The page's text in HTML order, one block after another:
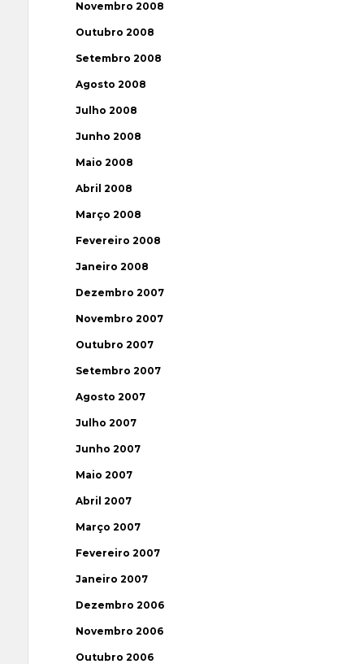
Novembro 2008
Outubro 2008
Setembro 2008
Agosto 2008
Julho 2008
Junho 2008
Maio 2008
Abril 2008
Março 2008
Fevereiro 2008
Janeiro 2008
Dezembro 2007
Novembro 2007
Outubro 2007
Setembro 2007
Agosto 2007
Julho 2007
Junho 2007
Maio 2007
Abril 2007
Março 2007
Fevereiro 2007
Janeiro 2007
Dezembro 2006
Novembro 2006
Outubro 2006